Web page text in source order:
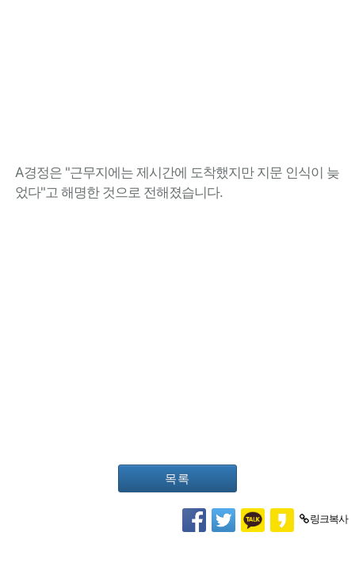
A경정은 "근무지에는 제시간에 도착했지만 지문 인식이 늦
었다"고 해명한 것으로 전해졌습니다.
목록
링크복사